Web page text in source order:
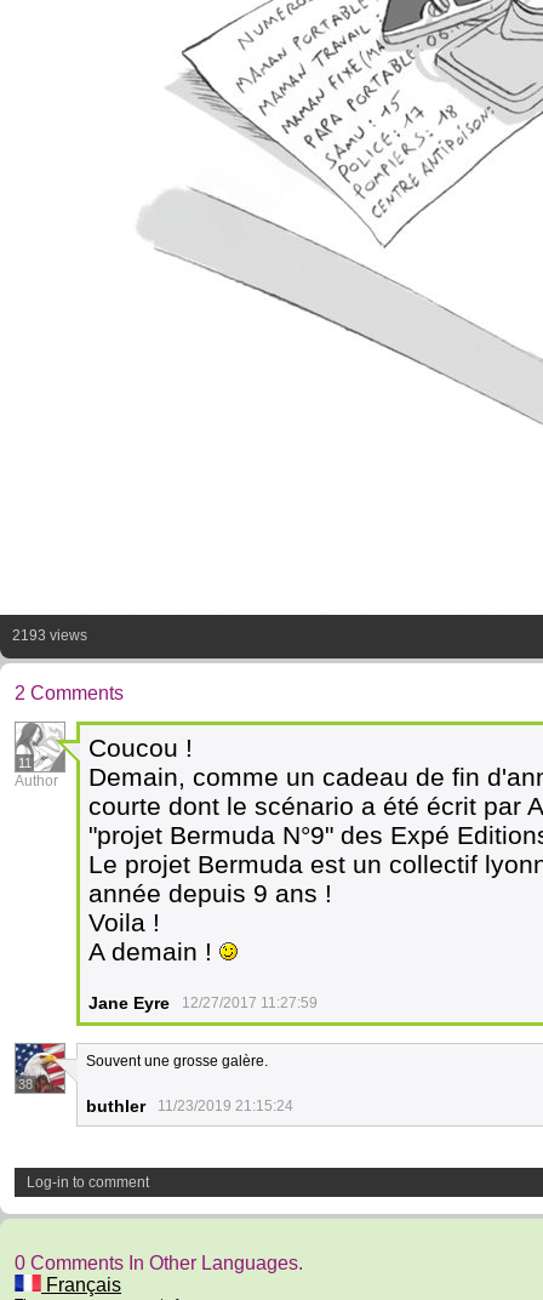
2193 views
2 Comments
11
Author
Coucou !
Demain, comme un cadeau de fin
courte dont le scénario a été écrit par
"projet Bermuda N°9" des Expé
Le projet Bermuda est un collectif
année depuis 9 ans !
Voila !
A demain !
Jane Eyre 12/27/2017 11:27:59
38
Souvent une grosse galère.
buthler 11/23/2019 21:15:24
Log-in to comment
0 Comments In Other Languages.
Français